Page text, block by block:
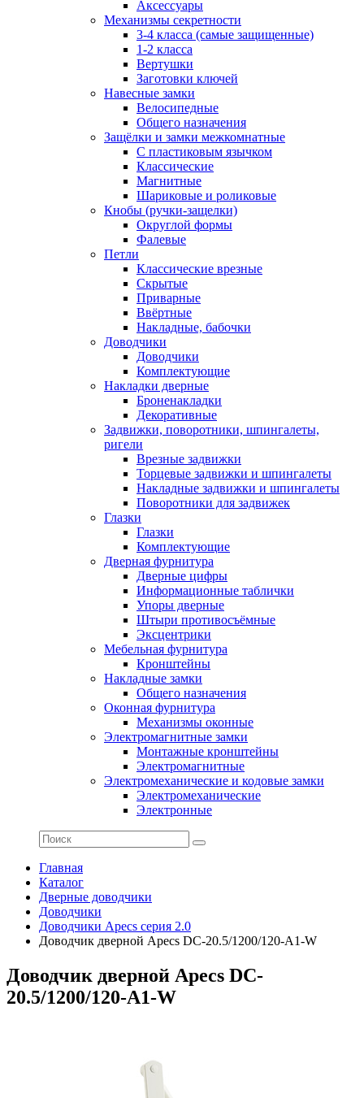
Аксессуары
Механизмы секретности
3-4 класса (самые защищенные)
1-2 класса
Вертушки
Заготовки ключей
Навесные замки
Велосипедные
Общего назначения
Защёлки и замки межкомнатные
С пластиковым язычком
Классические
Магнитные
Шариковые и роликовые
Кнобы (ручки-защелки)
Округлой формы
Фалевые
Петли
Классические врезные
Скрытые
Приварные
Ввёртные
Накладные, бабочки
Доводчики
Доводчики
Комплектующие
Накладки дверные
Броненакладки
Декоративные
Задвижки, поворотники, шпингалеты,
ригели
Врезные задвижки
Торцевые задвижки и шпингалеты
Накладные задвижки и шпингалеты
Поворотники для задвижек
Глазки
Глазки
Комплектующие
Дверная фурнитура
Дверные цифры
Информационные таблички
Упоры дверные
Штыри противосъёмные
Эксцентрики
Мебельная фурнитура
Кронштейны
Накладные замки
Общего назначения
Оконная фурнитура
Механизмы оконные
Электромагнитные замки
Монтажные кронштейны
Электромагнитные
Электромеханические и кодовые замки
Электромеханические
Электронные
Главная
Каталог
Дверные доводчики
Доводчики
Доводчики Apecs серия 2.0
Доводчик дверной Apecs DC-20.5/1200/120-A1-W
Доводчик дверной Apecs DC-
20.5/1200/120-A1-W